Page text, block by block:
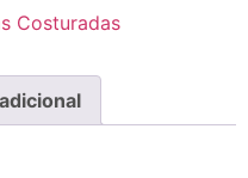
Costuradas